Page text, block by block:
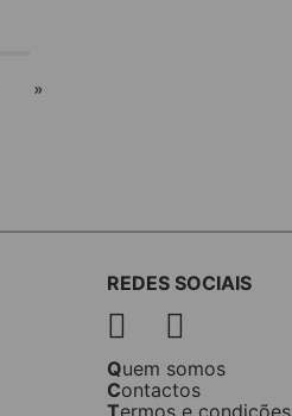
»
REDES SOCIAIS
Quem somos
Contactos